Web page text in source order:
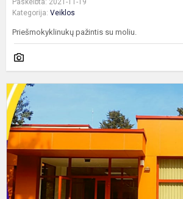
Kategorija: Veiklos
Priešmokyklinukų pažintis su moliu.